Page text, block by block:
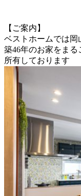
【ご案内】
ベストホームでは岡
築46年のお家をま
所有しております